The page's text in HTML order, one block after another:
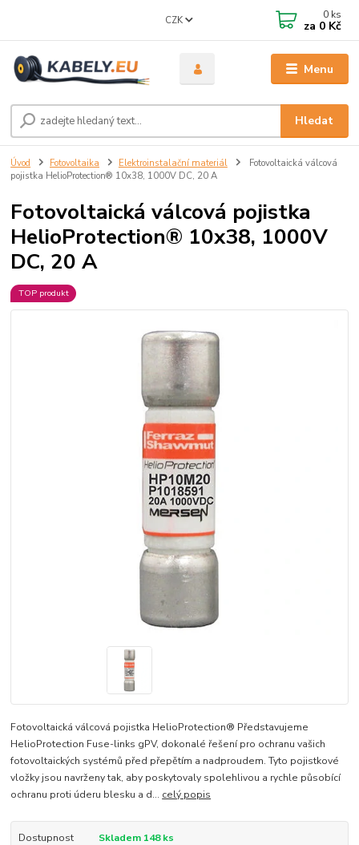
Menu
CZK
Hledat
0 ks
za 0 Kč
Úvod Fotovoltaika Elektroinstalační materiál
Fotovoltaická válcová
pojistka HelioProtection® 10x38, 1000V DC, 20 A
Fotovoltaická válcová pojistka
HelioProtection® 10x38, 1000V
DC, 20 A
TOP produkt
Fotovoltaická válcová pojistka HelioProtection® Představujeme
HelioProtection Fuse-links gPV, dokonalé řešení pro ochranu vašich
fotovoltaických systémů před přepětím a nadproudem. Tyto pojistkové
vložky jsou navrženy tak, aby poskytovaly spolehlivou a rychle působící
ochranu proti úderu blesku a d... celý popis
Dostupnost Skladem 148 ks